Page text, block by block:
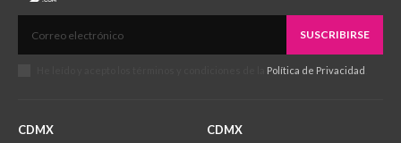
SUSCRIBIRSE
Política de Privacidad
CDMX
CDMX